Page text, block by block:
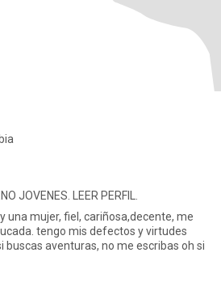
JOVENES. LEER PERFIL.
una mujer, fiel, cariñosa,decente, me
tengo mis defectos y virtudes
buscas aventuras, no me escribas oh si